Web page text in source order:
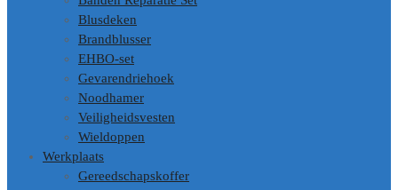
Blusdeken
Brandblusser
EHBO-set
Gevarendriehoek
Noodhamer
Veiligheidsvesten
Wieldoppen
Werkplaats
Gereedschapskoffer